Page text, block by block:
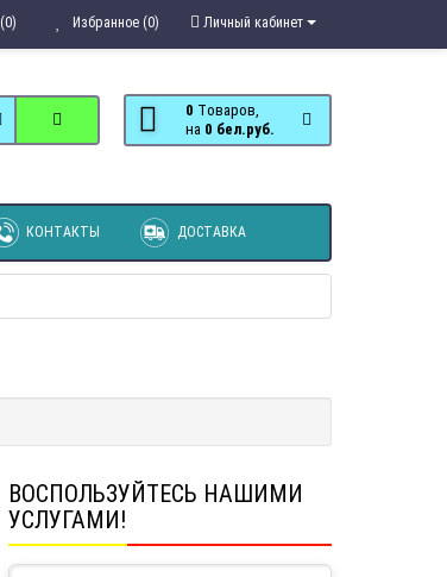
Личный кабинет
Избранное (0)
0 Tоваров,
на
0 бел.руб.
КОНТАКТЫ ДОСТАВКА
ВОСПОЛЬЗУЙТЕСЬ НАШИМИ
УСЛУГАМИ!